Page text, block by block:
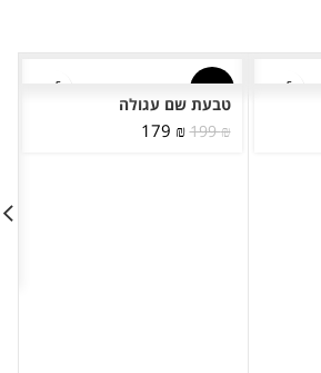
-10%
טבעת שם עגולה
199₪
המחיר
179 ₪